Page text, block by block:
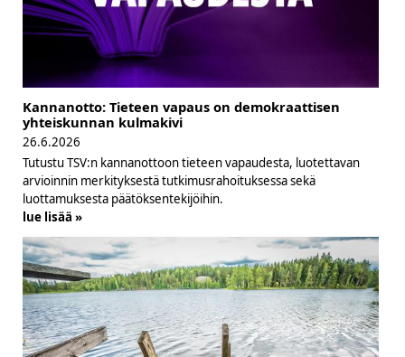
Kannanotto: Tieteen vapaus on demokraattisen
yhteiskunnan kulmakivi
26.6.2026
Tutustu TSV:n kannanottoon tieteen vapaudesta, luotettavan
arvioinnin merkityksestä tutkimusrahoituksessa sekä
luottamuksesta päätöksentekijöihin.
lue lisää »